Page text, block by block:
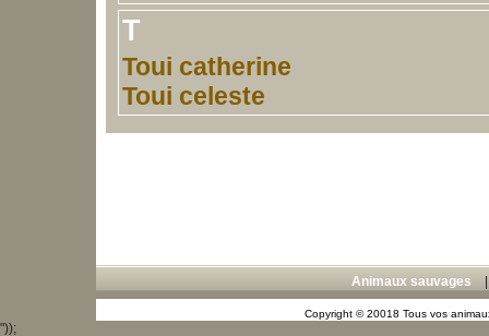
T
Toui catherine
Toui celeste
Animaux sauvages
Copyright © 20018 Tous vos
"));